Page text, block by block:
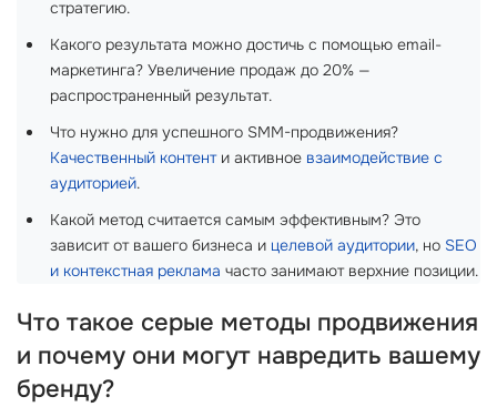
стратегию.
Какого результата можно достичь с помощью email-
маркетинга? Увеличение продаж до 20% —
распространенный результат.
Что нужно для успешного SMM-продвижения?
Качественный контенти активное взаимодействие с
аудиторией.
Какой метод считается самым эффективным? Это
зависит от вашего бизнеса и целевой аудитории, но SEO
и контекстная реклама часто занимают верхние позиции.
Что такое серые методы продвижения
и почему они могут навредить вашему
бренду?